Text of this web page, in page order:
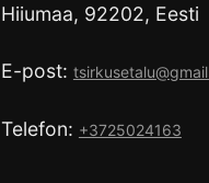
Hiiumaa, 92202, Eesti
E-post:
Telefon: +3725024163